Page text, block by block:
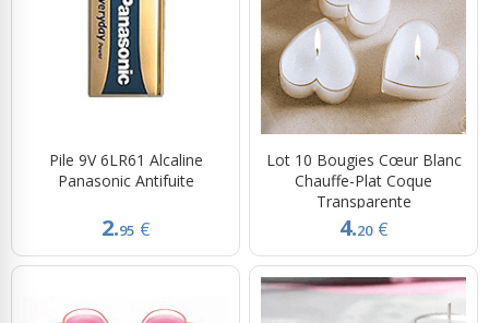
Pile 9V 6LR61 Alcaline
Panasonic Antifuite
2.95 €
Lot 10 Bougies Cœur Blanc
Chauffe-Plat Coque
Transparente
4.20 €